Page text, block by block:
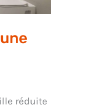
réduite